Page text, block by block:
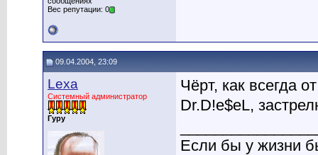
Вес репутации: 0
09.04.2004, 23:09
Lexa
Системный администратор
Гуру
Чёрт, как всегда
Dr.D!e$eL,
Если бы у жизни